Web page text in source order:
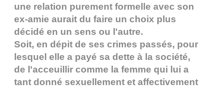
une relation purement formelle avec son
ex-amie aurait du faire un choix plus
décidé en un sens ou l'autre.
Soit, en dépit de ses crimes passés, pour
lesquel elle a payé sa dette à la société,
de l'acceuillir comme la femme qui lui a
tant donné sexuellement et affectivement